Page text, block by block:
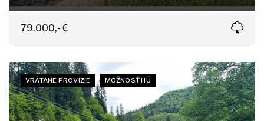
Podhradie
79.000,- €
VRÁTANE PROVÍZIE MOŽNOSŤ HÚ